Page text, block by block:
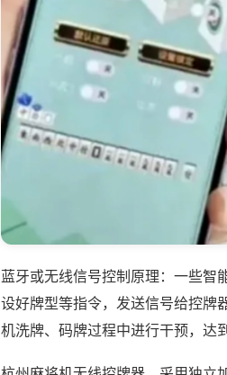
蓝牙或无线信号控制原理：一些智
设好牌型等指令，发送信号给控牌
机洗牌、码牌过程中进行干预，达